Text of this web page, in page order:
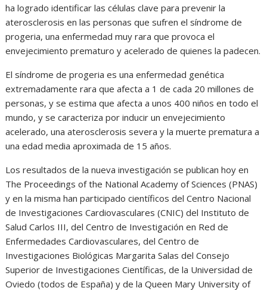
ha logrado identificar las células clave para prevenir la
aterosclerosis en las personas que sufren el síndrome de
progeria, una enfermedad muy rara que provoca el
envejecimiento prematuro y acelerado de quienes la padecen.
El síndrome de progeria es una enfermedad genética
extremadamente rara que afecta a 1 de cada 20 millones de
personas, y se estima que afecta a unos 400 niños en todo el
mundo, y se caracteriza por inducir un envejecimiento
acelerado, una aterosclerosis severa y la muerte prematura a
una edad media aproximada de 15 años.
Los resultados de la nueva investigación se publican hoy en
The Proceedings of the National Academy of Sciences (PNAS)
y en la misma han participado científicos del Centro Nacional
de Investigaciones Cardiovasculares (CNIC) del Instituto de
Salud Carlos III, del Centro de Investigación en Red de
Enfermedades Cardiovasculares, del Centro de
Investigaciones Biológicas Margarita Salas del Consejo
Superior de Investigaciones Científicas, de la Universidad de
Oviedo (todos de España) y de la Queen Mary University of